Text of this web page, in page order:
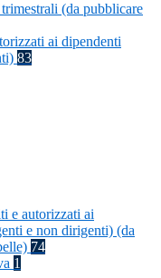
trimestrali (da pubblicare
ai dipendenti
83
e autorizzati ai
e non dirigenti) (da
74
1